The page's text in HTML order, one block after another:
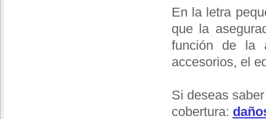
En la letra
que la
función de la
accesorios, el
Si deseas
cobertura: